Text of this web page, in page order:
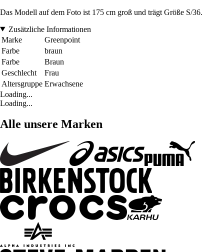
Das Modell auf dem Foto ist 175 cm groß und trägt Größe S/36.
Zusätzliche Informationen
Marke
Greenpoint
Farbe
braun
Farbe
Braun
Geschlecht
Frau
Altersgruppe Erwachsene
Loading...
Loading...
Alle unsere Marken